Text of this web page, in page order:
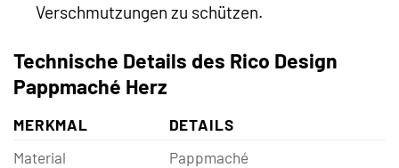
Verschmutzungen zu schützen.
Technische Details des Rico Design
Pappmaché Herz
MERKMAL
DETAILS
Material
Pappmaché